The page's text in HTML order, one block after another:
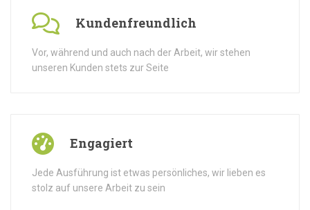
Kundenfreundlich
Vor, während und auch nach der Arbeit, wir stehen
unseren Kunden stets zur Seite
Engagiert
Jede Ausführung ist etwas persönliches, wir lieben es
stolz auf unsere Arbeit zu sein